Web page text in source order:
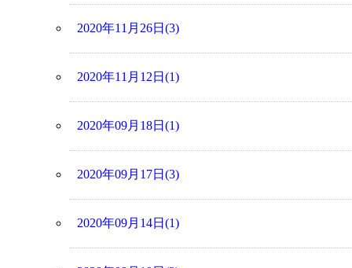
2020年11月26日(3)
2020年11月12日(1)
2020年09月18日(1)
2020年09月17日(3)
2020年09月14日(1)